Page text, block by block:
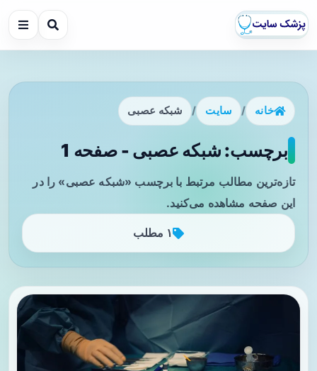
خانه / سایت / شبکه عصبی
برچسب: شبکه عصبی - صفحه 1
تازه‌ترین مطالب مرتبط با برچسب «شبکه عصبی» را در
این صفحه مشاهده می‌کنید.
۱ مطلب